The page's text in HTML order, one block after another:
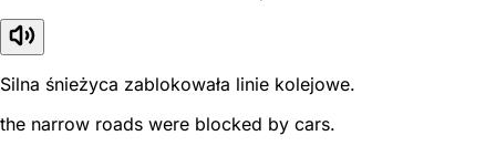
Silna śnieżyca zablokowała linie kolejowe.
the narrow roads were blocked by cars.